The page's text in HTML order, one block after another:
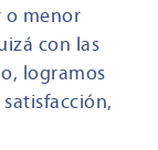
o menor
con las
logramos